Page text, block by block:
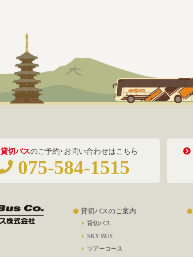
貸切バスのご予約・お問い合わせはこちら
075-584-1515
貸切バスのご案内
貸切バス
SKY BUS
ツアーコース